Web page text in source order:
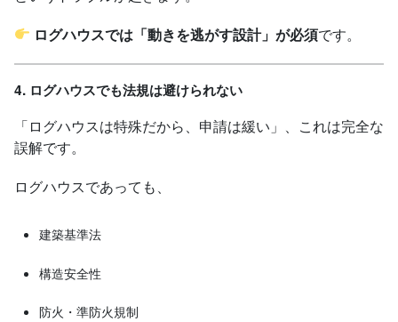
ログハウスでは「動きを逃がす設計」が必須です。
4. ログハウスでも法規は避けられない
「ログハウスは特殊だから、申請は緩い」、これは完全な
誤解です。
ログハウスであっても、
建築基準法
構造安全性
防火・準防火規制